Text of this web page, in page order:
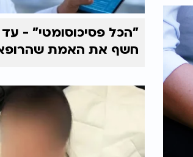
"הכל פסיכוסומטי" -
חשף את האמת